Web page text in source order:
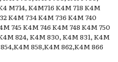
M714, K4M716 K4M 718 K4M
K4M 734 K4M 736 K4M 740
745 K4M 746 K4M 748 K4M 750
824, K4M 830, K4M 831, K4M
858,K4M 862,K4M 866